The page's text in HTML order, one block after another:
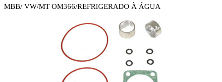
MBB/ VW/MT OM366/REFRIGERADO À ÁGUA